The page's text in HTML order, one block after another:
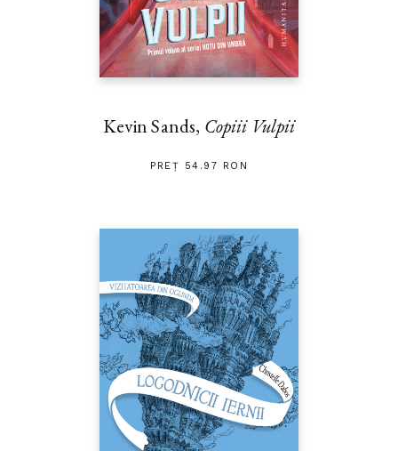
Kevin Sands, Copiii Vulpii
PREȚ 54.97 RON